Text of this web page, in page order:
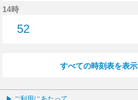
14時
52
すべての時刻表を表示